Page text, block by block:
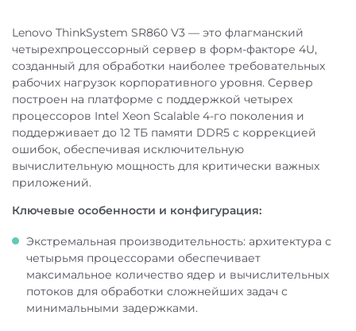
Lenovo ThinkSystem SR860 V3 — это флагманский
четырехпроцессорный сервер в форм-факторе 4U,
созданный для обработки наиболее требовательных
рабочих нагрузок корпоративного уровня. Сервер
построен на платформе с поддержкой четырех
процессоров Intel Xeon Scalable 4-го поколения и
поддерживает до 12 ТБ памяти DDR5 с коррекцией
ошибок, обеспечивая исключительную
вычислительную мощность для критически важных
приложений.
Ключевые особенности и конфигурация:
Экстремальная производительность: архитектура с
четырьмя процессорами обеспечивает
максимальное количество ядер и вычислительных
потоков для обработки сложнейших задач с
минимальными задержками.
Стоимость доставки:
По Москве и Московской области: